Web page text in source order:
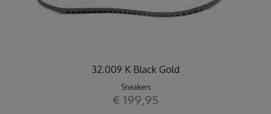
32.009 K Black Gold
Sneakers
€ 199,95